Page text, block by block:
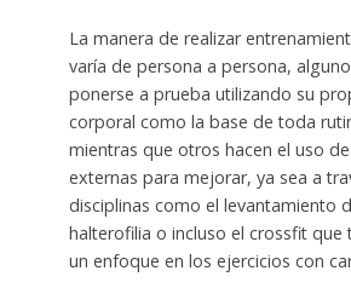
La manera de realizar
varía de persona a persona,
ponerse a prueba utilizando su
corporal como la base de toda
mientras que otros hacen el uso
externas para mejorar, ya sea a
disciplinas como el levantamiento
halterofilia o incluso el crossfit que
un enfoque en los ejercicios con